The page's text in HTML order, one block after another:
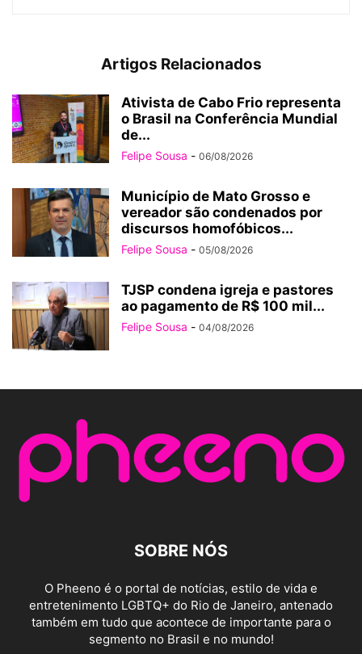
Artigos Relacionados
Ativista de Cabo Frio representa
o Brasil na Conferência Mundial
de...
Felipe Sousa - 06/08/2026
Município de Mato Grosso e
vereador são condenados por
discursos homofóbicos...
Felipe Sousa - 05/08/2026
TJSP condena igreja e pastores
ao pagamento de R$ 100 mil...
Felipe Sousa - 04/08/2026
SOBRE NÓS
O Pheeno é o portal de notícias, estilo de vida e
entretenimento LGBTQ+ do Rio de Janeiro, antenado
também em tudo que acontece de importante para o
segmento no Brasil e no mundo!